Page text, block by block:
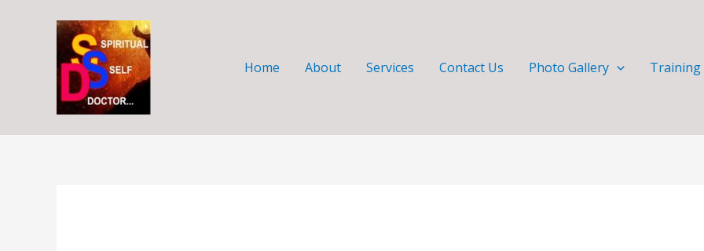
Home About Services Contact Us Photo Gallery Training